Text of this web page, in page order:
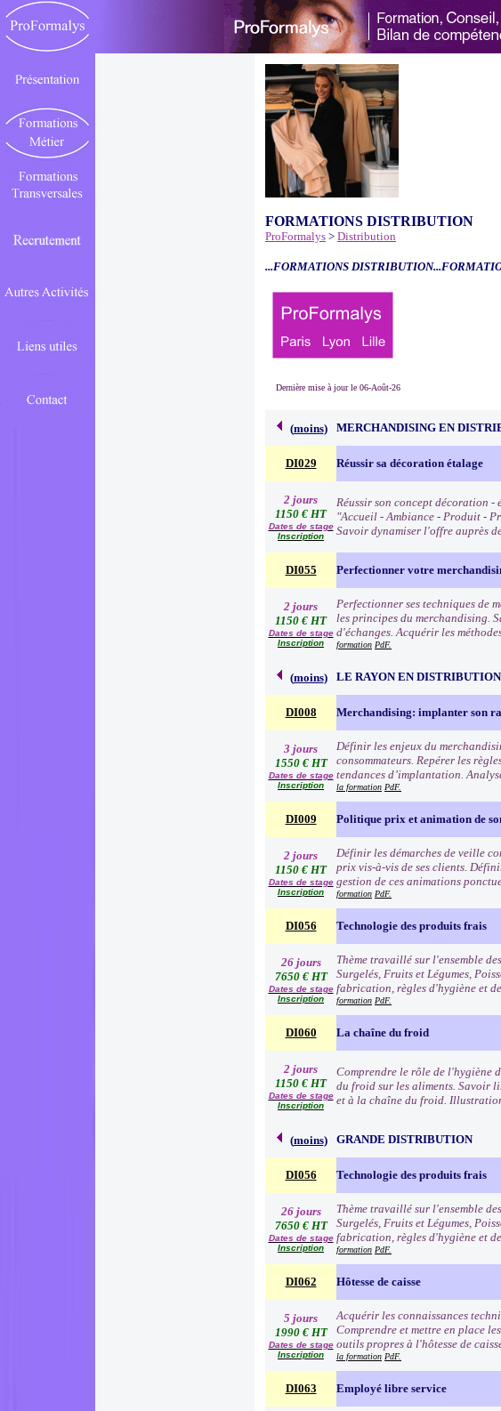
FORMATIONS DISTRIBUTION
ProFormalys > Distribution
...FORMATIONS
Dernière mise à jour le 06-Août-26
(moins) MERCHANDISING EN
DI029 Réussir sa décoration étalage
2 jours
1150 € HT
Dates de stage
Inscription
Réussir son concept décoration -
"Accueil - Ambiance - Produit -
Savoir dynamiser l'offre auprès
DI055 Perfectionner votre
2 jours
1150 € HT
Dates de stage
Inscription
Perfectionner ses techniques de
les principes du merchandising.
d'échanges. Acquérir les
formation PdF.
(moins) LE RAYON EN DISTRIBUTION
DI008 Merchandising: implanter son
3 jours
1550 € HT
Dates de stage
Inscription
Définir les enjeux du
consommateurs. Repérer les
tendances d’implantation.
la formation PdF.
DI009 Politique prix et animation de
2 jours
1150 € HT
Dates de stage
Inscription
Définir les démarches de veille
prix vis-à-vis de ses clients.
gestion de ces animations
formation PdF.
DI056 Technologie des produits frais
26 jours
7650 € HT
Dates de stage
Inscription
Thème travaillé sur l'ensemble
Surgelés, Fruits et Légumes,
fabrication, règles d'hygiène et
formation PdF.
DI060 La chaîne du froid
2 jours
1150 € HT
Dates de stage
Inscription
Comprendre le rôle de l'hygiène
du froid sur les aliments. Savoir
et à la chaîne du froid.
(moins) GRANDE DISTRIBUTION
DI056 Technologie des produits frais
26 jours
7650 € HT
Dates de stage
Inscription
Thème travaillé sur l'ensemble
Surgelés, Fruits et Légumes,
fabrication, règles d'hygiène et
formation PdF.
DI062 Hôtesse de caisse
5 jours
1990 € HT
Dates de stage
Inscription
Acquérir les connaissances
Comprendre et mettre en place
outils propres à l'hôtesse de
la formation PdF.
DI063 Employé libre service